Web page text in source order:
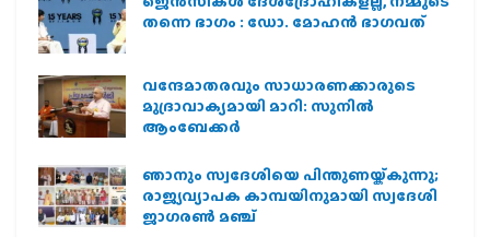
തന്നെ ഭാഗം : ഡോ. മോഹന്‍ ഭാഗവത്
വന്ദേമാതരവും സാധാരണക്കാരുടെ
മുദ്രാവാക്യമായി മാറി: സുനിൽ
ആംബേക്കർ
ഞാനും സ്വദേശിയെ പിന്തുണയ്ക്കുന്നു;
രാജ്യവ്യാപക കാമ്പയിനുമായി സ്വദേശി
ജാഗരണ്‍ മഞ്ച്